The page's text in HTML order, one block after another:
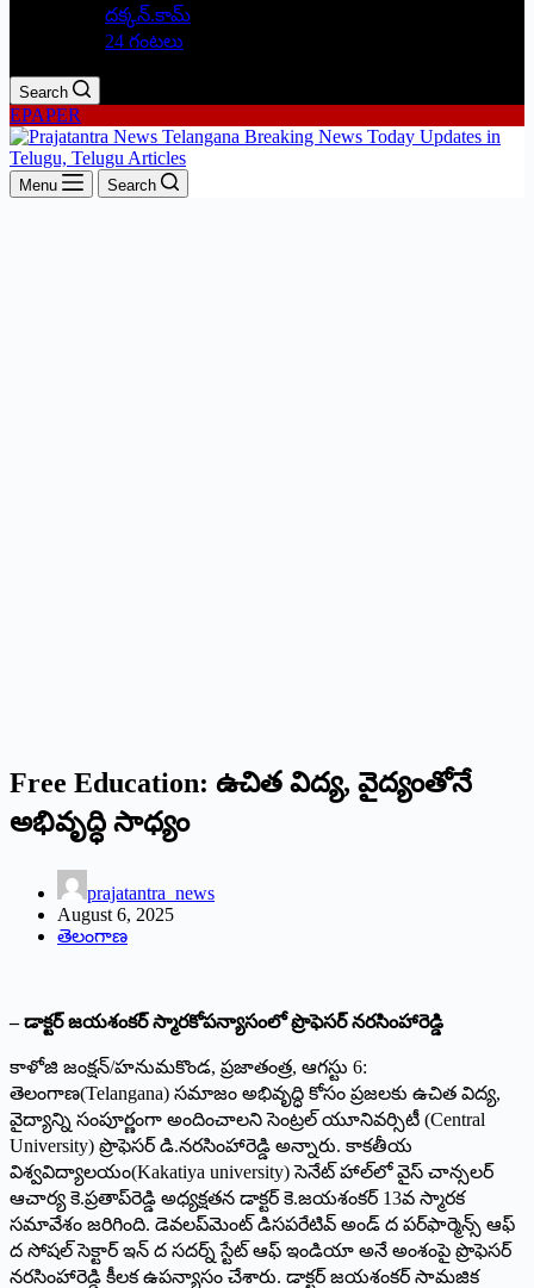
దక్కన్.కామ్
24 గంటలు
Search
EPAPER
Menu Search
Free Education: ఉచిత విద్య, వైద్యంతోనే
అభివృద్ధి సాధ్యం
prajatantra_news
August 6, 2025
తెలంగాణ
– డాక్టర్‌ జయశంకర్‌ స్మారకోపన్యాసంలో ప్రొఫెసర్‌ నరసింహారెడ్డి
కాళోజి జంక్షన్‌/హనుమకొండ, ప్రజాతంత్ర, ఆగస్టు 6:
తెలంగాణ(Telangana) సమాజం అభివృద్ధి కోసం ప్రజలకు ఉచిత విద్య,
వైద్యాన్ని సంపూర్ణంగా అందించాలని సెంట్రల్‌ యూనివర్సిటీ (Central
University) ప్రొఫెసర్‌ డి.నరసింహారెడ్డి అన్నారు. కాకతీయ
విశ్వవిద్యాలయం(Kakatiya university) సెనేట్‌ హాల్‌లో వైస్‌ చాన్సలర్‌
ఆచార్య కె.ప్రతాప్‌రెడ్డి అధ్యక్షతన డాక్టర్‌ కె.జయశంకర్‌ 13వ స్మారక
సమావేశం జరిగింది. డెవలప్‌మెంట్‌ డిసపరేటివ్‌ అండ్‌ ద పర్‌ఫార్మెన్స్‌ ఆఫ్‌
ద సోషల్‌ సెక్టార్‌ ఇన్‌ ద సదర్న్‌ స్టేట్‌ ఆఫ్‌ ఇండియా అనే అంశంపై ప్రొఫెసర్‌
నరసింహారెడ్డి కీలక ఉపన్యాసం చేశారు. డాక్టర్‌ జయశంకర్‌ సామజిక